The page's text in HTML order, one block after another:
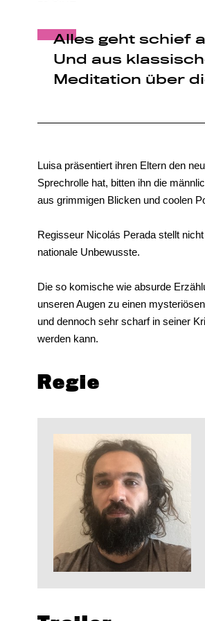
Alles geht schief
Und aus
Meditation über
Luisa präsentiert ihren Eltern den
Sprechrolle hat, bitten ihn die
aus grimmigen Blicken und coolen
Regisseur Nicolás Perada stellt
nationale Unbewusste.
Die so komische wie absurde
unseren Augen zu einen
und dennoch sehr scharf in seiner
werden kann.
Regie